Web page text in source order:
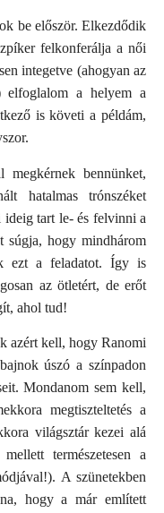
be először. Elkezdődik
felkonferálja a női
integetve (ahogyan az
elfoglalom a helyem a
is követi a példám,
bennünket,
hatalmas trónszéket
tart le- és felvinni a
súgja, hogy mindhárom
ezt a feladatot. Így is
az ötletért, de erőt
ahol tud!
azért kell, hogy Ranomi
úszó a színpadon
Mondanom sem kell,
megtiszteltetés a
világsztár kezei alá
természetesen a
A szünetekben
hogy a már említett